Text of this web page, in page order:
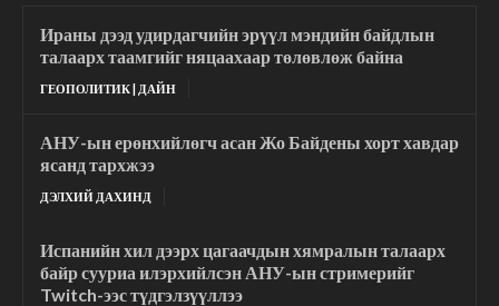
Ираны дээд удирдагчийн эрүүл мэндийн байдлын
талаарх таамгийг няцаахаар төлөвлөж байна
ГЕОПОЛИТИК | ДАЙН
АНУ-ын ерөнхийлөгч асан Жо Байдены хорт хавдар
ясанд тархжээ
ДЭЛХИЙ ДАХИНД
Испанийн хил дээрх цагаачдын хямралын талаарх
байр сууриа илэрхийлсэн АНУ-ын стримерийг
Twitch-ээс түдгэлзүүллээ